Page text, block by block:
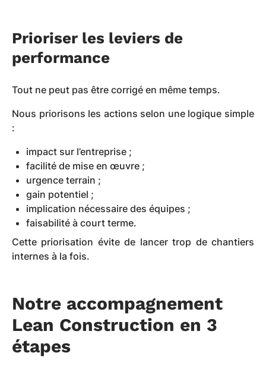
Prioriser les leviers de
performance
Tout ne peut pas être corrigé en même temps.
Nous priorisons les actions selon une logique simple
:
impact sur l’entreprise ;
facilité de mise en œuvre ;
urgence terrain ;
gain potentiel ;
implication nécessaire des équipes ;
faisabilité à court terme.
Cette priorisation évite de lancer trop de chantiers
internes à la fois.
Notre accompagnement
Lean Construction en 3
étapes